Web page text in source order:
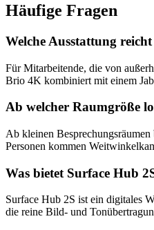
Häufige Fragen
Welche Ausstattung
Für Mitarbeitende, die von
Brio 4K kombiniert mit einem
Ab welcher Raumgröße
Ab kleinen
Personen kommen
Was bietet Surface Hub
Surface Hub 2S ist ein digitales
die reine Bild- und